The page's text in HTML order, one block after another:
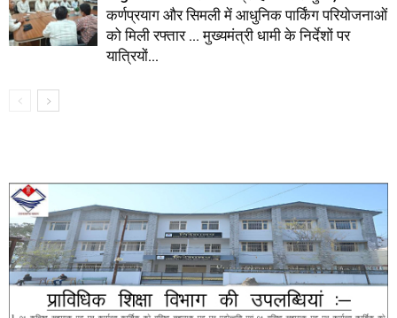
कर्णप्रयाग और सिमली में आधुनिक पार्किंग परियोजनाओं
को मिली रफ्तार … मुख्यमंत्री धामी के निर्देशों पर
यात्रियों...